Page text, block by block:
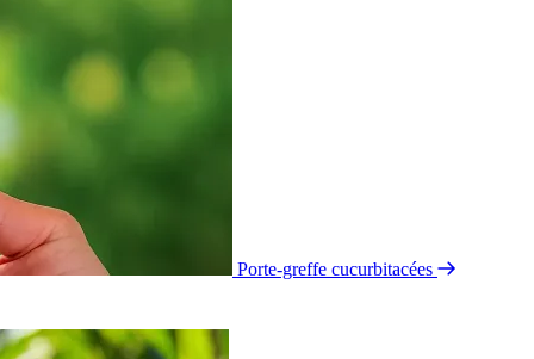
Porte-greffe cucurbitacées